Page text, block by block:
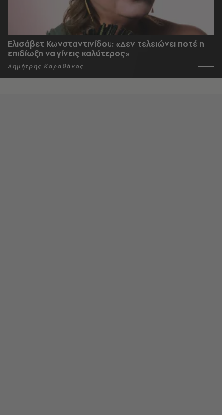
Ελισάβετ Κωνσταντινίδου: «Δεν τελειώνει ποτέ η
επιδίωξη να γίνεις καλύτερος»
Δημήτρης Καραθάνος